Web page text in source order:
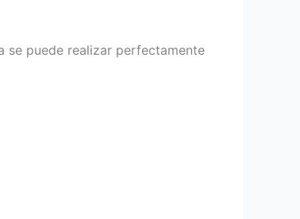
se puede realizar perfectamente